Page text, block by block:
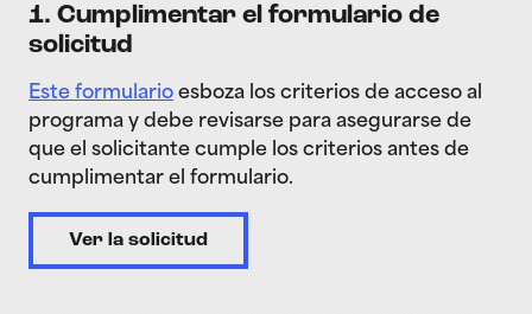
1. Cumplimentar el formulario de
solicitud
Este formulario esboza los criterios de acceso al
programa y debe revisarse para asegurarse de
que el solicitante cumple los criterios antes de
cumplimentar el formulario.
Ver la solicitud